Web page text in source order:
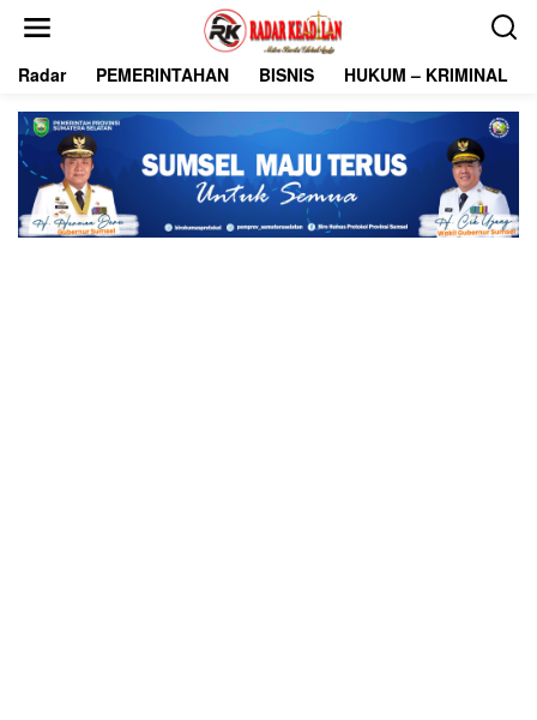
Radar PEMERINTAHAN BISNIS HUKUM – KRIMINAL